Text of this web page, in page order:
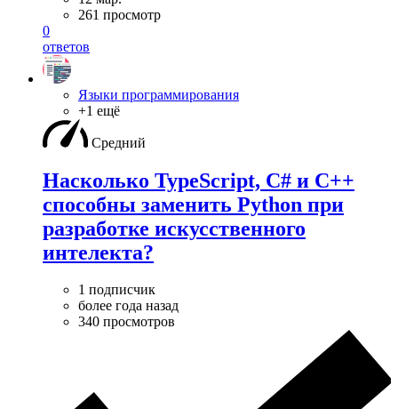
261 просмотр
0
ответов
Языки программирования
+1 ещё
Средний
Насколько TypeScript, C# и C++
способны заменить Python при
разработке искусственного
интелекта?
1 подписчик
более года назад
340 просмотров